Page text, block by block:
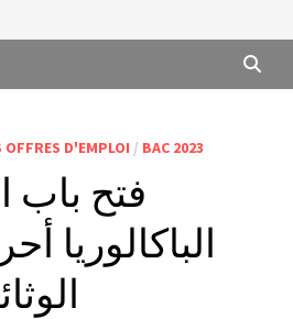
OFFRES D'EMPLOI / BAC 2023
فتح باب
الباكالوريا